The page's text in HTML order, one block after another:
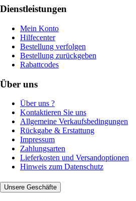
Dienstleistungen
Mein Konto
Hilfecenter
Bestellung verfolgen
Bestellung zurückgeben
Rabattcodes
Über uns
Über uns ?
Kontaktieren Sie uns
Allgemeine Verkaufsbedingungen
Rückgabe & Erstattung
Impressum
Zahlungsarten
Lieferkosten und Versandoptionen
Hinweis zum Datenschutz
Unsere Geschäfte